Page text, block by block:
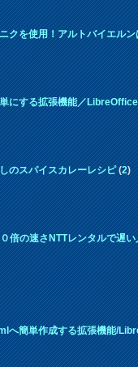
クを使用！アルトバイエル
にする拡張機能／LibreOffice
のスパイスカレーレシピ(2)
倍の速さNTTレンタルで遅
へ簡単作成する拡張機能/